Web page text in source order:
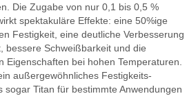
Die Zugabe von nur 0,1 bis 0,5 %
spektakuläre Effekte: eine 50%ige
Festigkeit, eine deutliche Verbesserung
bessere Schweißbarkeit und die
Eigenschaften bei hohen Temperaturen.
außergewöhnliches Festigkeits-
sogar Titan für bestimmte Anwendungen